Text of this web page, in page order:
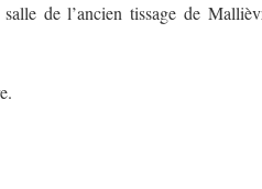
de l’ancien tissage de